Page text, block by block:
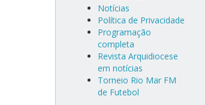
Notícias
Política de Privacidade
Programação
completa
Revista Arquidiocese
em notícias
Torneio Rio Mar FM
de Futebol